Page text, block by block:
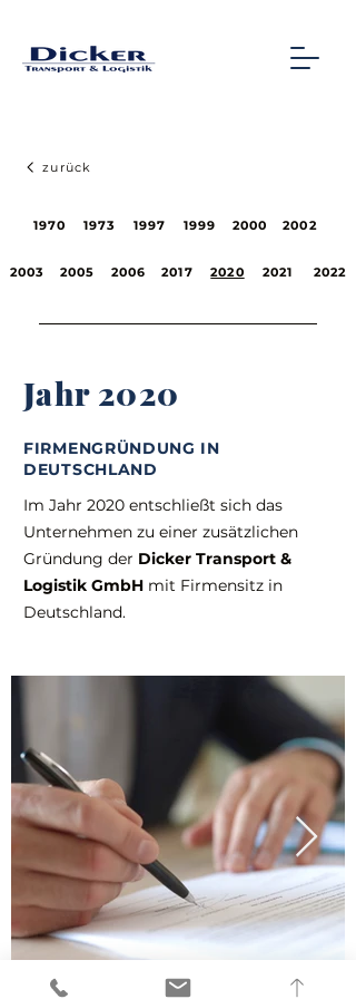
zurück
1970 1973 1997 1999 2000 2002
2003 2005 2006 2017 2020 2021 2022
Jahr 2020
FIRMENGRÜNDUNG IN
DEUTSCHLAND
Im Jahr 2020 entschließt sich das
Unternehmen zu einer zusätzlichen
Gründung der Dicker Transport &
Logistik GmbH mit Firmensitz in
Deutschland.